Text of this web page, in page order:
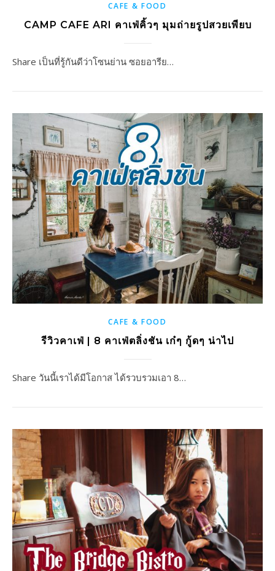
CAFE & FOOD
CAMP CAFE ARI คาเฟ่คิ้วๆ มุมถ่ายรูปสวยเพียบ
Share เป็นที่รู้กันดีว่าโซนย่าน ซอยอารีย…
CAFE & FOOD
รีวิวคาเฟ่ | 8 คาเฟ่ตลิ่งชัน เก๋ๆ กู้ดๆ น่าไป
Share วันนี้เราได้มีโอกาส ได้รวบรวมเอา 8…